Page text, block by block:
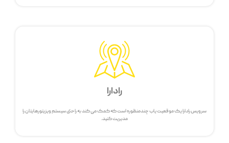
رادارا
سرویس رادارا یک موقعیت یاب چندمنظوره است که کمک می کند به راحتی سیستم ویزیتورهایتان را
مدیریت کنید.